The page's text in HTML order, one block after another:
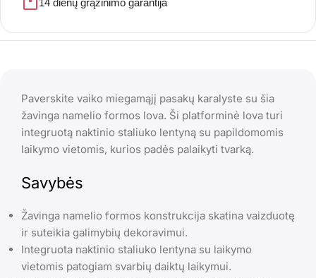
14 dienų grąžinimo garantija
Paverskite vaiko miegamąjį pasakų karalyste su šia
žavinga namelio formos lova. Ši platforminė lova turi
integruotą naktinio staliuko lentyną su papildomomis
laikymo vietomis, kurios padės palaikyti tvarką.
Savybės
Žavinga namelio formos konstrukcija skatina vaizduotę
ir suteikia galimybių dekoravimui.
Integruota naktinio staliuko lentyna su laikymo
vietomis patogiam svarbių daiktų laikymui.